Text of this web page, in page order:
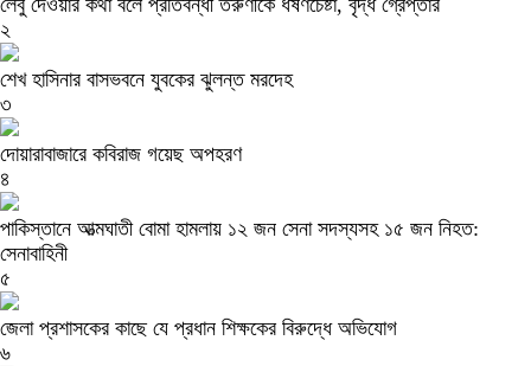
লেবু দেওয়ার কথা বলে প্রতিবন্ধী তরুণীকে ধর্ষণচেষ্টা, বৃদ্ধ গ্রেপ্তার
২
শেখ হাসিনার বাসভবনে যুবকের ঝুলন্ত মরদেহ
৩
দোয়ারাবাজারে কবিরাজ গয়েছ অপহরণ
৪
পাকিস্তানে আত্মঘাতী বোমা হামলায় ১২ জন সেনা সদস্যসহ ১৫ জন নিহত:
সেনাবাহিনী
৫
জেলা প্রশাসকের কাছে যে প্রধান শিক্ষকের বিরুদ্ধে অভিযোগ
৬